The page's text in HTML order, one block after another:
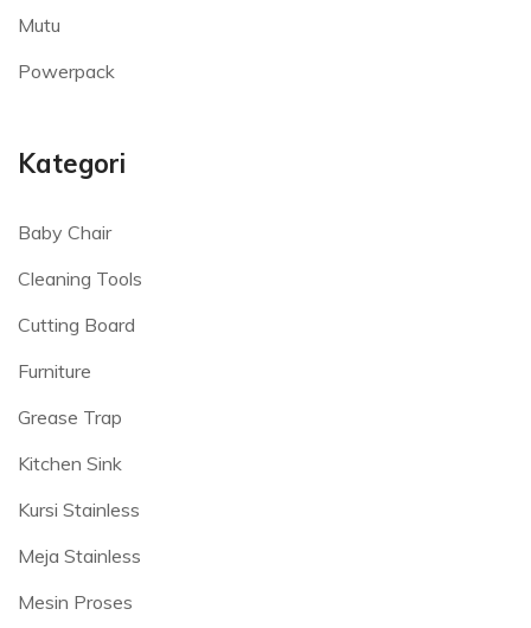
Mutu
Powerpack
Kategori
Baby Chair
Cleaning Tools
Cutting Board
Furniture
Grease Trap
Kitchen Sink
Kursi Stainless
Meja Stainless
Mesin Proses